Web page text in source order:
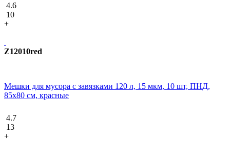
4.6
10
+
Z12010red
Мешки для мусора с завязками 120 л, 15 мкм, 10 шт, ПНД,
85х80 см, красные
4.7
13
+